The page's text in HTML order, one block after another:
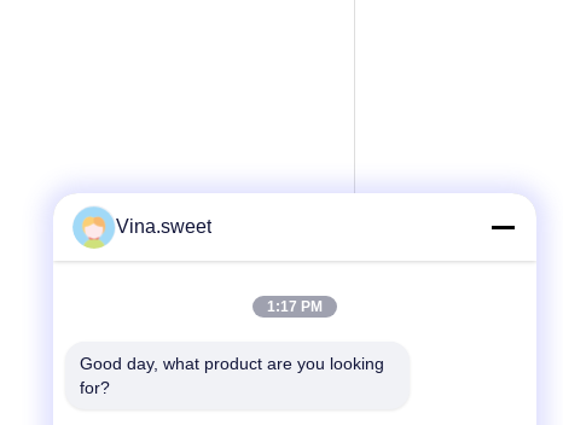
Vina.sweet
1:17 PM
Good day, what product are you looking
for?